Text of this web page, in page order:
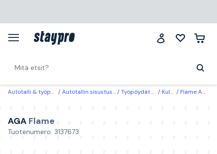
Autotalli & työpaikka Autotallin sisustus & säilytys Työpöydät & rullavaunut Kuljetuskärryt Flame AGA Kaasupullokärry säilytyslaatikoilla
AGA Flame
Tuotenumero: 3137673